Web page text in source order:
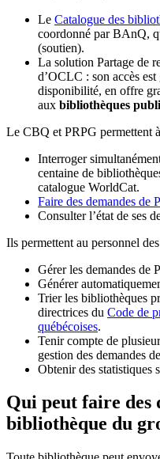
Le Catalogue des
coordonné par BAnQ,
(soutien).
La solution Partage de
d’OCLC : son accès
disponibilité, en offre
aux bibliothèques
Le CBQ et PRPG permettent
Interroger
centaine de
catalogue WorldCat.
Faire des demandes de
Consulter l’état de ses
Ils permettent au personnel
Gérer les demandes de
Générer
Trier les bibliothèques
directrices du Code de
québécoises.
Tenir compte de
gestion des demandes
Obtenir des statistiques
Qui peut faire des
bibliothèque du